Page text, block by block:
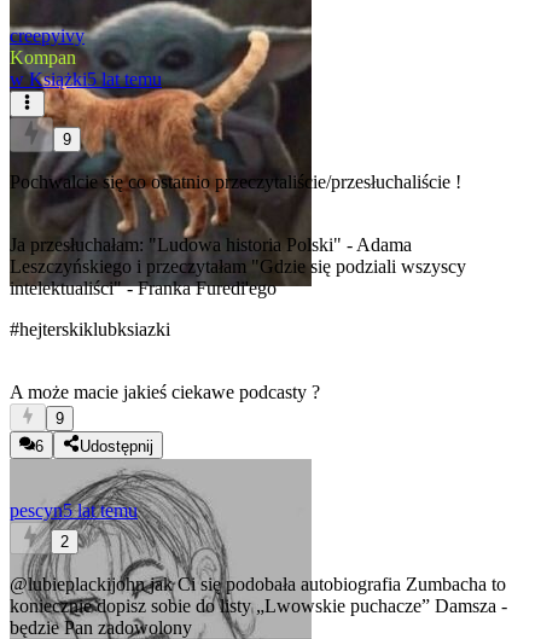
creepyivy
Kompan
w Książki5 lat temu
9
Pochwalcie się co ostatnio przeczytaliście/przesłuchaliście !
Ja przesłuchałam: "Ludowa historia Polski" - Adama
Leszczyńskiego i przeczytałam "Gdzie się podziali wszyscy
intelektualiści" - Franka Furedi'ego
#hejterskiklubksiazki
A może macie jakieś ciekawe podcasty ?
9
6
Udostępnij
pescyn5 lat temu
2
@lubieplackijohnjak Ci się podobała autobiografia Zumbacha to
koniecznie dopisz sobie do listy „Lwowskie puchacze” Damsza -
będzie Pan zadowolony